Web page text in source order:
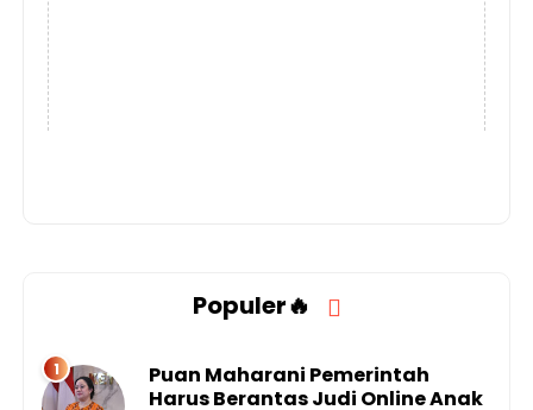
Populer🔥
Puan Maharani Pemerintah
Harus Berantas Judi Online Anak